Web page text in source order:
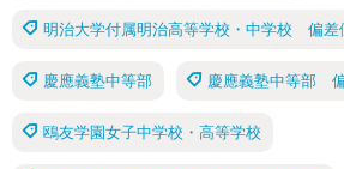
明治大学付属明治高等学校・中学校 偏差
慶應義塾中等部 慶應義塾中等部
鴎友学園女子中学校・高等学校